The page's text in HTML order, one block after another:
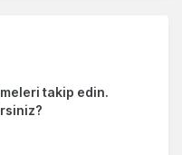
takip edin.